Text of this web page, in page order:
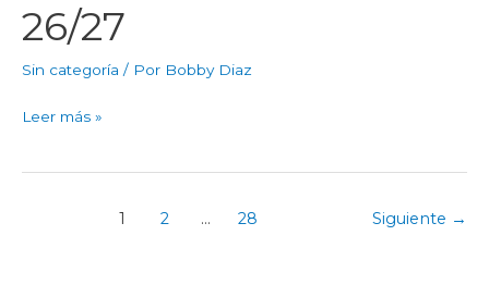
26/27
Sin categoría / Por Bobby Diaz
–
Streaming
–
Leer más »
1 2 … 28 Siguiente →